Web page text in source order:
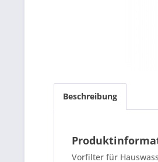
Beschreibung
Vorfilter für